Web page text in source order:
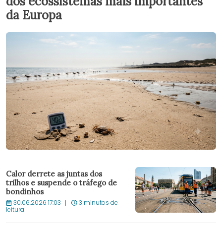
da Europa
Calor derrete as juntas dos
trilhos e suspende o tráfego de
bondinhos
30.06.2026 17:03 3 minutos de
leitura